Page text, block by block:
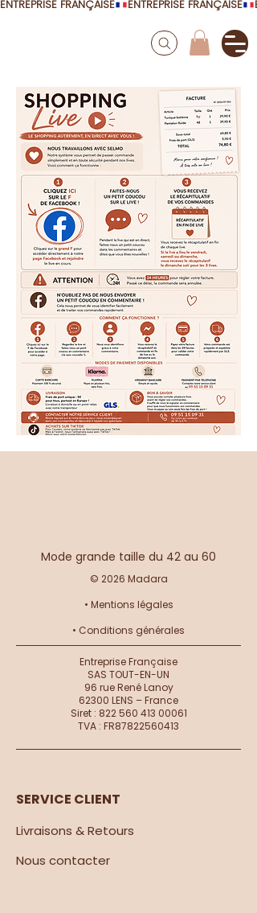
ENTREPRISE FRANÇAISE
Mode grande taille du 42 au 60
© 2026 Madara
• Mentions légales
• Conditions générales
Entreprise Française
SAS TOUT-EN-UN
96 rue René Lanoy
62300 LENS – France
Siret : 822 560 413 00061
TVA : FR87822560413
SERVICE CLIENT
Livraisons & Retours
Nous contacter​